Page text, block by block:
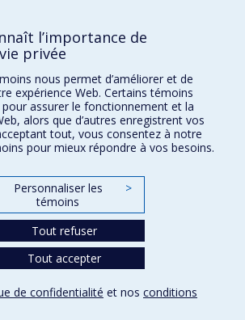
Département?
DES SCIENCES
l’importance de
privée
nous permet d’améliorer et de
expérience Web. Certains témoins
assurer le fonctionnement et la
alors que d’autres enregistrent vos
tout, vous consentez à notre
pour mieux répondre à vos besoins.
Personnaliser les
témoins
>
Tout refuser
Tout accepter
de confidentialité et nos conditions